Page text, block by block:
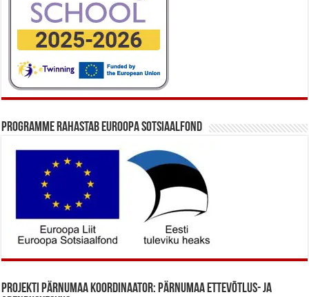
Programme rahastab Euroopa Sotsiaalfond
Projekti Pärnumaa koordinaator: Pärnumaa Ettevõtlus- ja